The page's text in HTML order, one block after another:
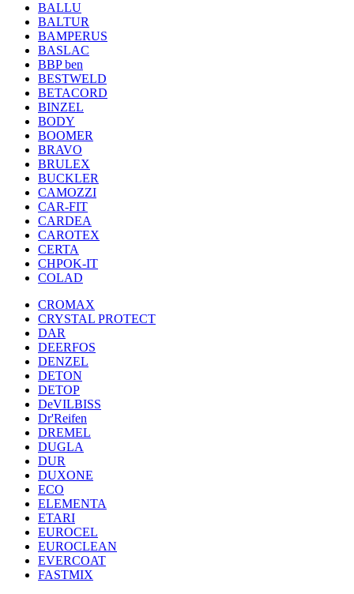
BALLU
BALTUR
BAMPERUS
BASLAC
BBP ben
BESTWELD
BETACORD
BINZEL
BODY
BOOMER
BRAVO
BRULEX
BUCKLER
CAMOZZI
CAR-FIT
CARDEA
CAROTEX
CERTA
CHPOK-IT
COLAD
CROMAX
CRYSTAL PROTECT
DAR
DEERFOS
DENZEL
DETON
DETOP
DeVILBISS
Dr'Reifen
DREMEL
DUGLA
DUR
DUXONE
ECO
ELEMENTA
ETARI
EUROCEL
EUROCLEAN
EVERCOAT
FASTMIX